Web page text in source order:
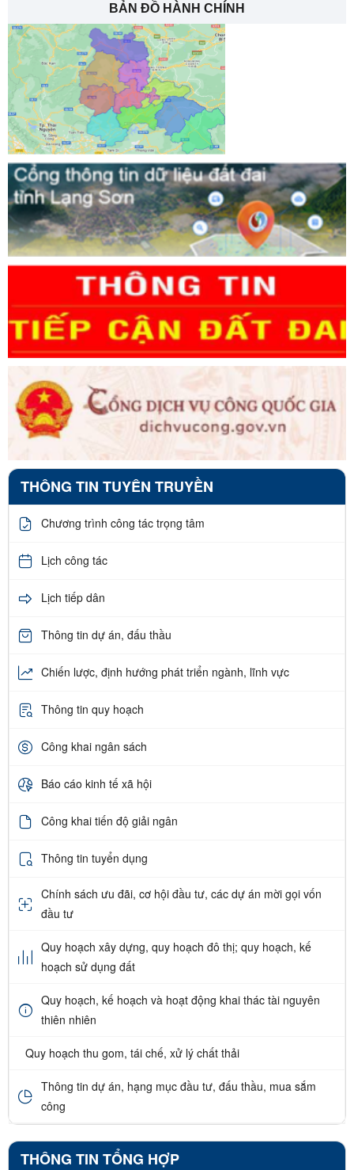
BẢN ĐỒ HÀNH CHÍNH
THÔNG TIN TUYÊN TRUYỀN
Chương trình công tác trọng tâm
Lịch công tác
Lịch tiếp dân
Thông tin dự án, đấu thầu
Chiến lược, định hướng phát triển ngành, lĩnh vực
Thông tin quy hoạch
Công khai ngân sách
Báo cáo kinh tế xã hội
Công khai tiến độ giải ngân
Thông tin tuyển dụng
Chính sách ưu đãi, cơ hội đầu tư, các dự án mời gọi vốn
đầu tư
Quy hoạch xây dựng, quy hoạch đô thị; quy hoạch, kế
hoạch sử dụng đất
Quy hoạch, kế hoạch và hoạt động khai thác tài nguyên
thiên nhiên
Quy hoạch thu gom, tái chế, xử lý chất thải
Thông tin dự án, hạng mục đầu tư, đấu thầu, mua sắm
công
THÔNG TIN TỔNG HỢP